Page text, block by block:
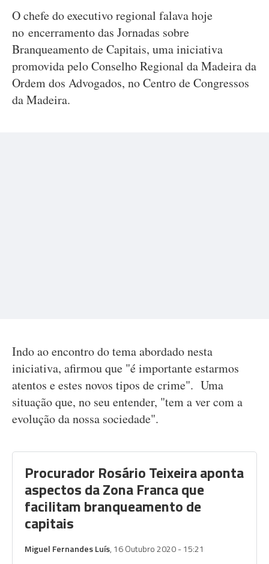
O chefe do executivo regional falava hoje
no encerramento das Jornadas sobre
Branqueamento de Capitais, uma iniciativa
promovida pelo Conselho Regional da Madeira da
Ordem dos Advogados, no Centro de Congressos
da Madeira.
Indo ao encontro do tema abordado nesta
iniciativa, afirmou que "é importante estarmos
atentos e estes novos tipos de crime". Uma
situação que, no seu entender, "tem a ver com a
evolução da nossa sociedade".
Procurador Rosário Teixeira aponta
aspectos da Zona Franca que
facilitam branqueamento de
capitais
Miguel Fernandes Luís, 16 Outubro 2020 - 15:21